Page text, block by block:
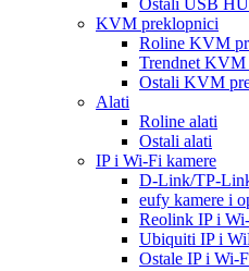
Ostali USB
KVM preklopnici
Roline KVM
Trendnet KVM
Ostali KVM
Alati
Roline alati
Ostali alati
IP i Wi-Fi kamere
D-Link/TP-
eufy kamere i
Reolink IP i
Ubiquiti IP i
Ostale IP i Wi-